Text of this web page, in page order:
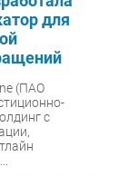
для
(ПАО
с